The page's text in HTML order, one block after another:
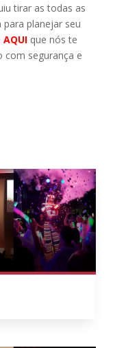
tirar as todas as
para planejar seu
AQUI que nós te
com segurança e